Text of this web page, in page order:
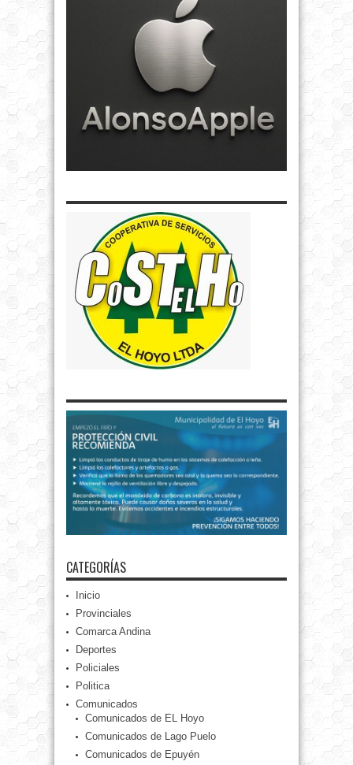
CATEGORÍAS
Inicio
Provinciales
Comarca Andina
Deportes
Policiales
Politica
Comunicados
Comunicados de EL Hoyo
Comunicados de Lago Puelo
Comunicados de Epuyén